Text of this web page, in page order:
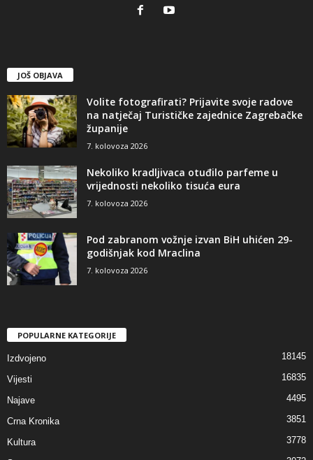
JOŠ OBJAVA
Volite fotografirati? Prijavite svoje radove
na natječaj Turističke zajednice Zagrebačke
županije
7. kolovoza 2026
Nekoliko kradljivaca otuđilo parfeme u
vrijednosti nekoliko tisuća eura
7. kolovoza 2026
Pod zabranom vožnje izvan BiH uhićen 29-
godišnjak kod Mraclina
7. kolovoza 2026
POPULARNE KATEGORIJE
Izdvojeno 18145
Vijesti 16835
Najave 4495
Crna Kronika 3851
Kultura 3778